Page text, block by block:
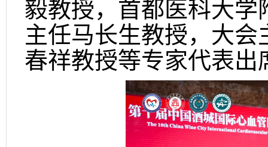
毅教授，首都医科大
主任马长生教授，大
春祥教授等专家代表出